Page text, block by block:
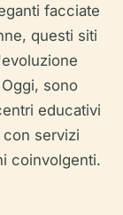
facciate
questi siti
sono
educativi
servizi
coinvolgenti.